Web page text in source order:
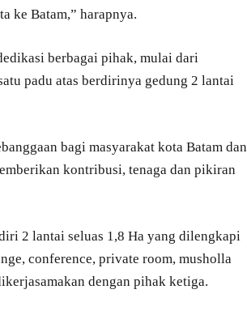
ke Batam,” harapnya.
berbagai pihak, mulai dari
padu atas berdirinya gedung 2 lantai
bagi masyarakat kota Batam dan
kontribusi, tenaga dan pikiran
2 lantai seluas 1,8 Ha yang dilengkapi
conference, private room, musholla
dengan pihak ketiga.